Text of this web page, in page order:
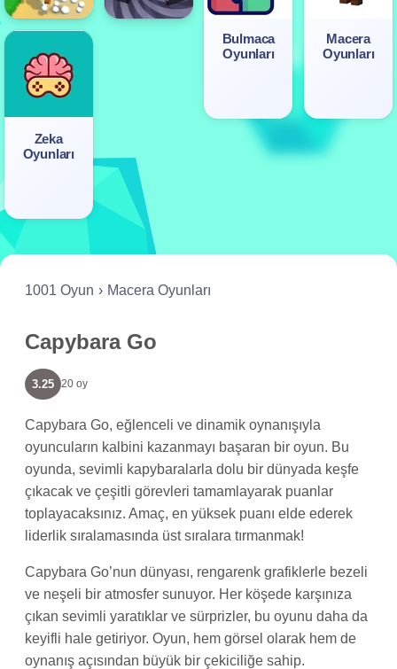
Bulmaca
Oyunları
Macera
Oyunları
Zeka
Oyunları
1001 Oyun Macera Oyunları
Capybara Go
3.25 20 oy
Capybara Go, eğlenceli ve dinamik oynanışıyla
oyuncuların kalbini kazanmayı başaran bir oyun. Bu
oyunda, sevimli kapybaralarla dolu bir dünyada keşfe
çıkacak ve çeşitli görevleri tamamlayarak puanlar
toplayacaksınız. Amaç, en yüksek puanı elde ederek
liderlik sıralamasında üst sıralara tırmanmak!
Capybara Go’nun dünyası, rengarenk grafiklerle bezeli
ve neşeli bir atmosfer sunuyor. Her köşede karşınıza
çıkan sevimli yaratıklar ve sürprizler, bu oyunu daha da
keyifli hale getiriyor. Oyun, hem görsel olarak hem de
oynanış açısından büyük bir çekiciliğe sahip.